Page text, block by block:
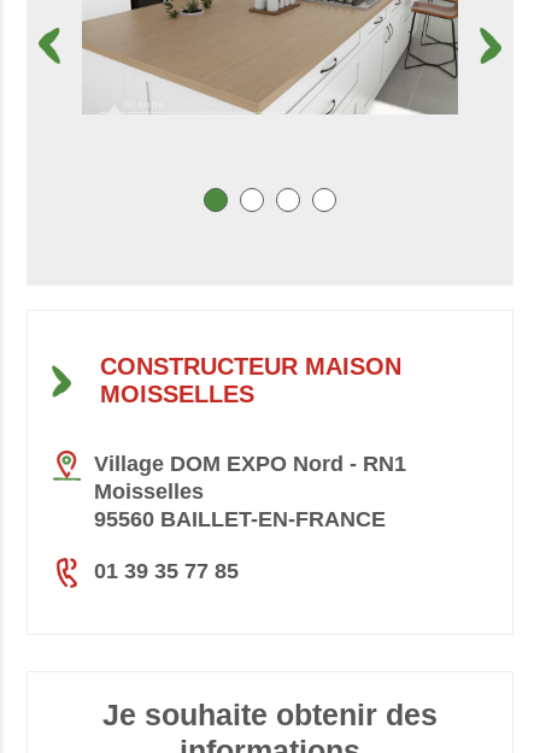
CONSTRUCTEUR MAISON
MOISSELLES
Village DOM EXPO Nord - RN1
Moisselles
95560 BAILLET-EN-FRANCE
01 39 35 77 85
Je souhaite obtenir des